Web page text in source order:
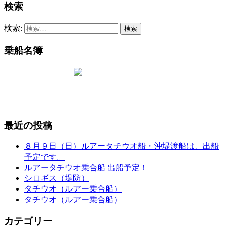
検索
検索:
乗船名簿
最近の投稿
８月９日（日）ルアータチウオ船・沖堤渡船は、出船
予定です。
ルアータチウオ乗合船 出船予定！
シロギス（堤防）
タチウオ（ルアー乗合船）
タチウオ（ルアー乗合船）
カテゴリー